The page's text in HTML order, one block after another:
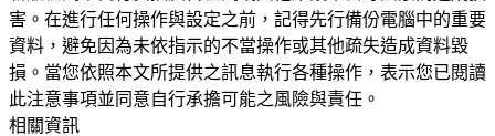
害。在進行任何操作與設定之前，記得先行備份電腦中的重要
資料，避免因為未依指示的不當操作或其他疏失造成資料毀
損。當您依照本文所提供之訊息執行各種操作，表示您已閱讀
此注意事項並同意自行承擔可能之風險與責任。
相關資訊